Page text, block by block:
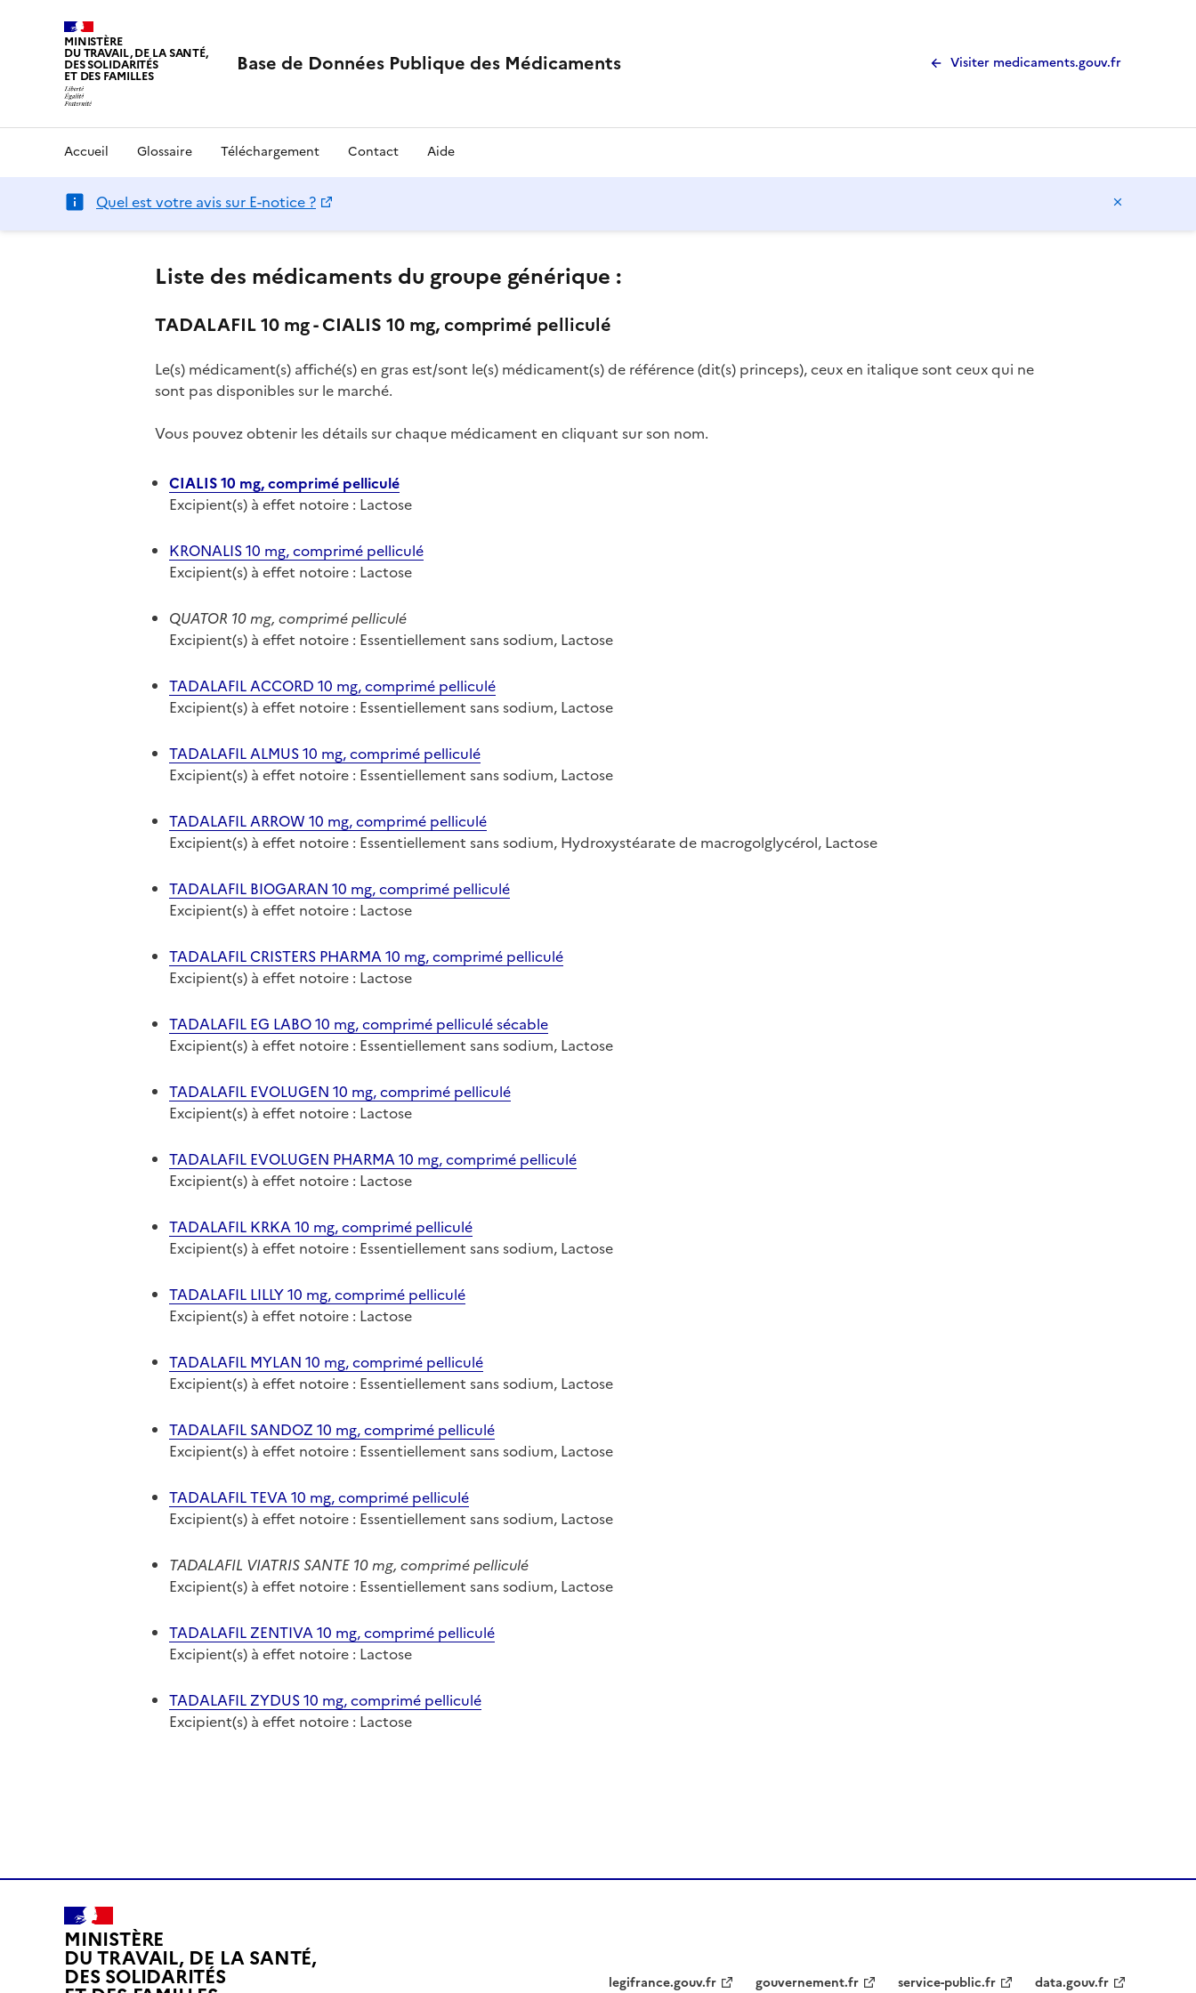
MINISTÈRE
DU TRAVAIL, DE LA SANTÉ,
DES SOLIDARITÉS
ET DES FAMILLES Base de Données Publique des Médicaments Visiter medicaments.gouv.fr
Accueil Glossaire Téléchargement Contact Aide
Quel est votre avis sur E-notice ?
Liste des médicaments du groupe générique :
TADALAFIL 10 mg - CIALIS 10 mg, comprimé pelliculé
Le(s) médicament(s) affiché(s) en gras est/sont le(s) médicament(s) de référence (dit(s) princeps), ceux en italique sont ceux qui ne
sont pas disponibles sur le marché.
Vous pouvez obtenir les détails sur chaque médicament en cliquant sur son nom.
CIALIS 10 mg, comprimé pelliculé
Excipient(s) à effet notoire : Lactose
KRONALIS 10 mg, comprimé pelliculé
Excipient(s) à effet notoire : Lactose
QUATOR 10 mg, comprimé pelliculé
Excipient(s) à effet notoire : Essentiellement sans sodium, Lactose
TADALAFIL ACCORD 10 mg, comprimé pelliculé
Excipient(s) à effet notoire : Essentiellement sans sodium, Lactose
TADALAFIL ALMUS 10 mg, comprimé pelliculé
Excipient(s) à effet notoire : Essentiellement sans sodium, Lactose
TADALAFIL ARROW 10 mg, comprimé pelliculé
Excipient(s) à effet notoire : Essentiellement sans sodium, Hydroxystéarate de macrogolglycérol, Lactose
TADALAFIL BIOGARAN 10 mg, comprimé pelliculé
Excipient(s) à effet notoire : Lactose
TADALAFIL CRISTERS PHARMA 10 mg, comprimé pelliculé
Excipient(s) à effet notoire : Lactose
TADALAFIL EG LABO 10 mg, comprimé pelliculé sécable
Excipient(s) à effet notoire : Essentiellement sans sodium, Lactose
TADALAFIL EVOLUGEN 10 mg, comprimé pelliculé
Excipient(s) à effet notoire : Lactose
TADALAFIL EVOLUGEN PHARMA 10 mg, comprimé pelliculé
Excipient(s) à effet notoire : Lactose
TADALAFIL KRKA 10 mg, comprimé pelliculé
Excipient(s) à effet notoire : Essentiellement sans sodium, Lactose
TADALAFIL LILLY 10 mg, comprimé pelliculé
Excipient(s) à effet notoire : Lactose
TADALAFIL MYLAN 10 mg, comprimé pelliculé
Excipient(s) à effet notoire : Essentiellement sans sodium, Lactose
TADALAFIL SANDOZ 10 mg, comprimé pelliculé
Excipient(s) à effet notoire : Essentiellement sans sodium, Lactose
TADALAFIL TEVA 10 mg, comprimé pelliculé
Excipient(s) à effet notoire : Essentiellement sans sodium, Lactose
TADALAFIL VIATRIS SANTE 10 mg, comprimé pelliculé
Excipient(s) à effet notoire : Essentiellement sans sodium, Lactose
TADALAFIL ZENTIVA 10 mg, comprimé pelliculé
Excipient(s) à effet notoire : Lactose
TADALAFIL ZYDUS 10 mg, comprimé pelliculé
Excipient(s) à effet notoire : Lactose
MINISTÈRE
DU TRAVAIL, DE LA SANTÉ,
DES SOLIDARITÉS legifrance.gouv.fr gouvernement.fr service-public.fr data.gouv.fr